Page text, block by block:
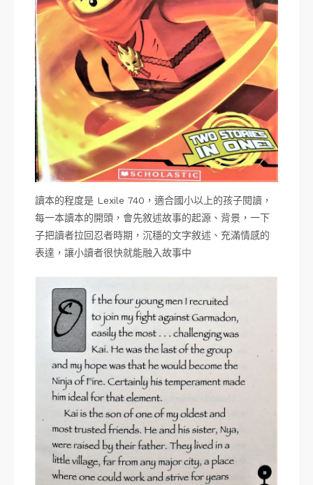
讀本的程度是 Lexile 740，適合國小以上的孩子閱讀，
每一本讀本的開頭，會先敘述故事的起源、背景，一下
子把讀者拉回忍者時期，沉穩的文字敘述、充滿情感的
表達，讓小讀者很快就能融入故事中